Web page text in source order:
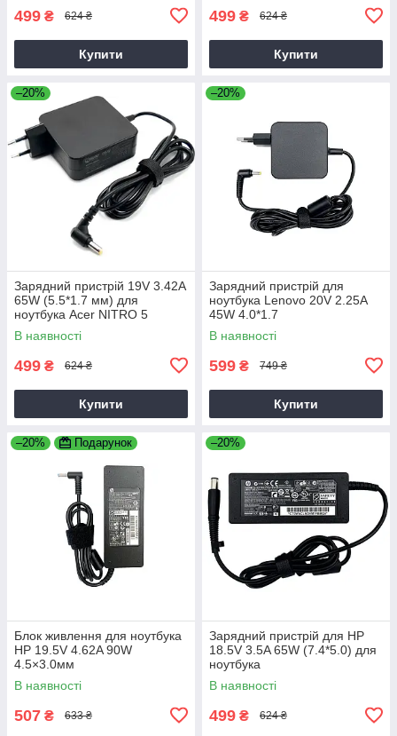
499 ₴ 624 ₴
Купити
499 ₴ 624 ₴
Купити
–20%
Зарядний пристрій 19V 3.42A
65W (5.5*1.7 мм) для
ноутбука Acer NITRO 5
AN515-31 65
В наявності
499 ₴ 624 ₴
Купити
–20%
Зарядний пристрій для
ноутбука Lenovo 20V 2.25A
45W 4.0*1.7
В наявності
599 ₴ 749 ₴
Купити
–20% Подарунок
Блок живлення для ноутбука
HP 19.5V 4.62A 90W
4.5×3.0мм
В наявності
507 ₴ 633 ₴
–20%
Зарядний пристрій для HP
18.5V 3.5A 65W (7.4*5.0) для
ноутбука
В наявності
499 ₴ 624 ₴